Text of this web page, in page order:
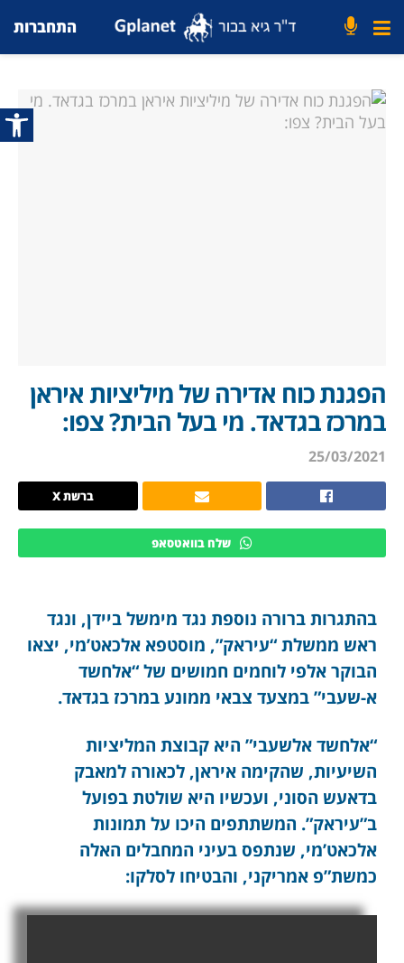
פתח
התחברות
הפגנת כוח אדירה של מיליציות איראן
במרכז בגדאד. מי בעל הבית? צפו:
25/03/2021
ברשת X
שלח בוואטסאפ
בהתגרות ברורה נוספת נגד מימשל ביידן, ונגד
ראש ממשלת “עיראק”, מוסטפא אלכאט’מי, יצאו
הבוקר אלפי לוחמים חמושים של “אלחשד
א-שעבי” במצעד צבאי ממונע במרכז בגדאד.
“אלחשד אלשעבי” היא קבוצת המליציות
השיעיות, שהקימה איראן, לכאורה למאבק
בדאעש הסוני, ועכשיו היא שולטת בפועל
ב”עיראק”. המשתתפים היכו על תמונות
אלכאט’מי, שנתפס בעיני המחבלים האלה
כמשת”פ אמריקני, והבטיחו לסלקו: